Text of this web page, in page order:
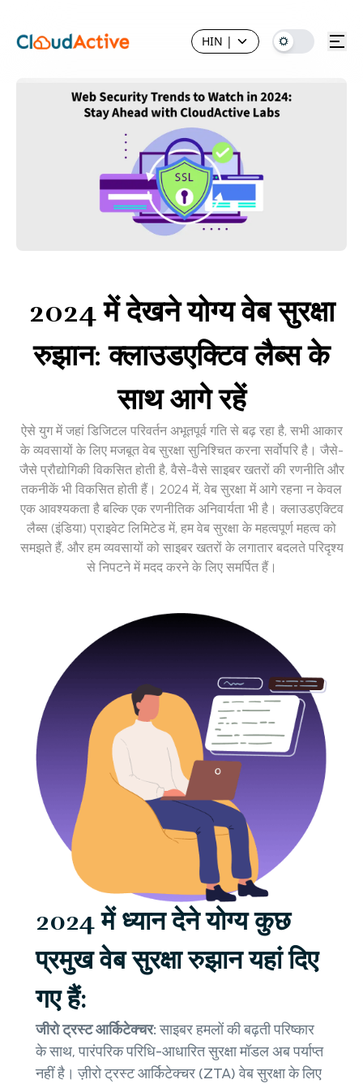
HIN |
2024 में देखने योग्य वेब सुरक्षा
रुझान: क्लाउडएक्टिव लैब्स के
साथ आगे रहें
ऐसे युग में जहां डिजिटल परिवर्तन अभूतपूर्व गति से बढ़ रहा है, सभी आकार
के व्यवसायों के लिए मजबूत वेब सुरक्षा सुनिश्चित करना सर्वोपरि है। जैसे-
जैसे प्रौद्योगिकी विकसित होती है, वैसे-वैसे साइबर खतरों की रणनीति और
तकनीकें भी विकसित होती हैं। 2024 में, वेब सुरक्षा में आगे रहना न केवल
एक आवश्यकता है बल्कि एक रणनीतिक अनिवार्यता भी है। क्लाउडएक्टिव
लैब्स (इंडिया) प्राइवेट लिमिटेड में, हम वेब सुरक्षा के महत्वपूर्ण महत्व को
समझते हैं, और हम व्यवसायों को साइबर खतरों के लगातार बदलते परिदृश्य
से निपटने में मदद करने के लिए समर्पित हैं।
2024 में ध्यान देने योग्य कुछ
प्रमुख वेब सुरक्षा रुझान यहां दिए
गए हैं:
जीरो ट्रस्ट आर्किटेक्चर:साइबर हमलों की बढ़ती परिष्कार
के साथ, पारंपरिक परिधि-आधारित सुरक्षा मॉडल अब पर्याप्त
नहीं है। ज़ीरो ट्रस्ट आर्किटेक्चर (ZTA) वेब सुरक्षा के लिए